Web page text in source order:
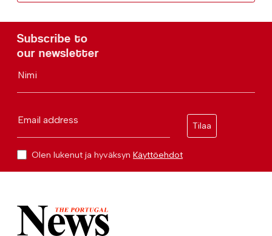
Subscribe to
our newsletter
Nimi
Email address
Tilaa
Olen lukenut ja hyväksyn Käyttöehdot